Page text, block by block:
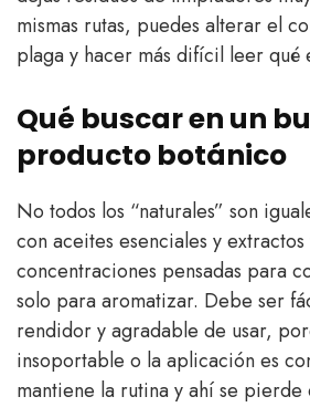
mismas rutas, puedes alterar el
plaga y hacer más difícil leer qué
Qué buscar en un
producto botánico
No todos los “naturales” son
con aceites esenciales y
concentraciones pensadas para
solo para aromatizar. Debe ser
rendidor y agradable de usar,
insoportable o la aplicación es
mantiene la rutina y ahí se pierde